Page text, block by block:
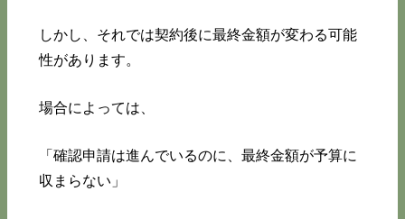
しかし、それでは契約後に最終金額が変わる可能
性があります。
場合によっては、
「確認申請は進んでいるのに、最終金額が予算に
収まらない」